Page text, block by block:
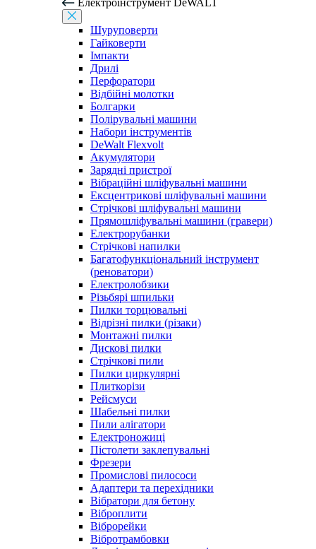
Електроінструмент DeWALT
Шуруповерти
Гайковерти
Імпакти
Дрилі
Перфоратори
Відбійні молотки
Болгарки
Полірувальні машини
Набори інструментів
DeWalt Flexvolt
Акумулятори
Зарядні пристрої
Вібраційні шліфувальні машини
Ексцентрикові шліфувальні машини
Стрічкові шліфувальні машини
Прямошліфувальні машини (гравери)
Електрорубанки
Стрічкові напилки
Багатофункціональний інструмент
(реноватори)
Електролобзики
Різьбярі шпильки
Пилки торцювальні
Відрізні пилки (різаки)
Монтажні пилки
Дискові пилки
Стрічкові пили
Пилки циркулярні
Плиткорізи
Рейсмуси
Шабельні пилки
Пили алігатори
Електроножиці
Пістолети заклепувальні
Фрезери
Промислові пилососи
Адаптери та перехідники
Вібратори для бетону
Віброплити
Віброрейки
Вібротрамбовки